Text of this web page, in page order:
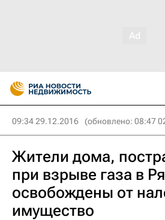
09:34 29.12.2016 (обновлено: 08:47
Жители дома,
при взрыве газа в
освобождены от
имущество